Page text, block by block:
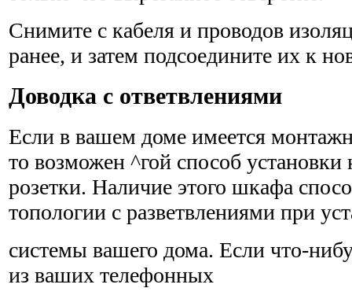
Снимите с кабеля и проводов
ранее, и затем под­соедините их к
Доводка с ответвлениями
Если в вашем доме имеется
то возможен ^гой способ
розетки. Наличие этого шкафа
топологии с разветвлениями при
системы вашего дома. Если что-
из ваших телефонных